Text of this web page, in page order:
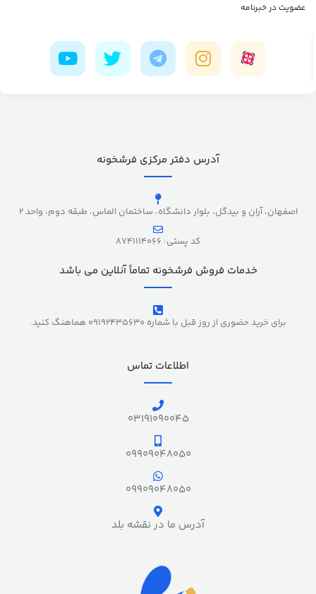
عضویت در خبرنامه
آدرس دفتر مرکزی فرشخونه
اصفهان، آران و بیدگل، بلوار دانشگاه، ساختمان الماس، طبقه دوم، واحد 2
کد پستی: 8741114066
خدمات فروش فرشخونه تماماً آنلاین می باشد
برای خرید حضوری از روز قبل با شماره 09192435630 هماهنگ کنید.
اطلاعات تماس
03191090045
09909048050
09909048050
آدرس ما در نقشه بلد